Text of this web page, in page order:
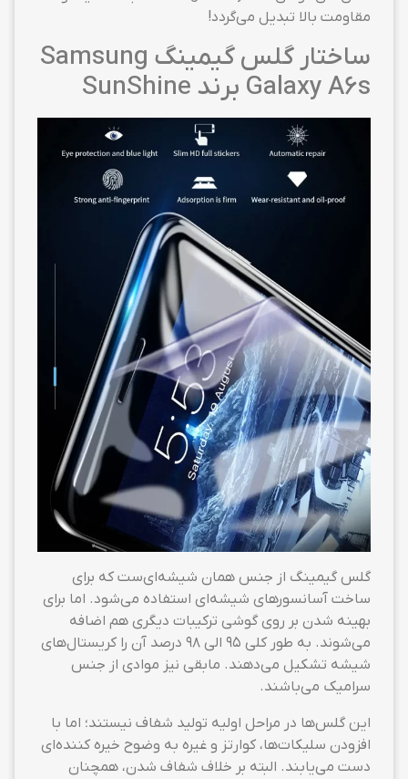
مقاومت بالا تبدیل می‌گردد!
ساختار گلس گیمینگ Samsung
Galaxy A6s برند SunShine
گلس گیمینگ از جنس همان شیشه‌ای‌ست که برای
ساخت آسانسورهای شیشه‌ای استفاده می‌شود. اما برای
بهینه شدن بر روی گوشی ترکیبات دیگری هم اضافه
می‌شوند. به طور کلی ۹۵ الی ۹۸ درصد آن را کریستال‌های
شیشه تشکیل می‌دهند. مابقی نیز موادی از جنس
سرامیک می‌باشند.
این گلس‌ها در مراحل اولیه تولید شفاف نیستند؛ اما با
افزودن سلیکات‌ها، کوارتز و غیره به وضوح خیره کننده‌ای
دست می‌یابند. البته بر خلاف شفاف شدن، همچنان